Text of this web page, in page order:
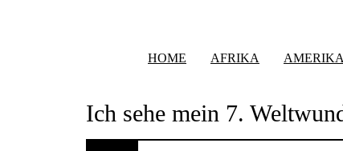
HOME AFRIKA AMERIKA
Ich sehe mein 7.